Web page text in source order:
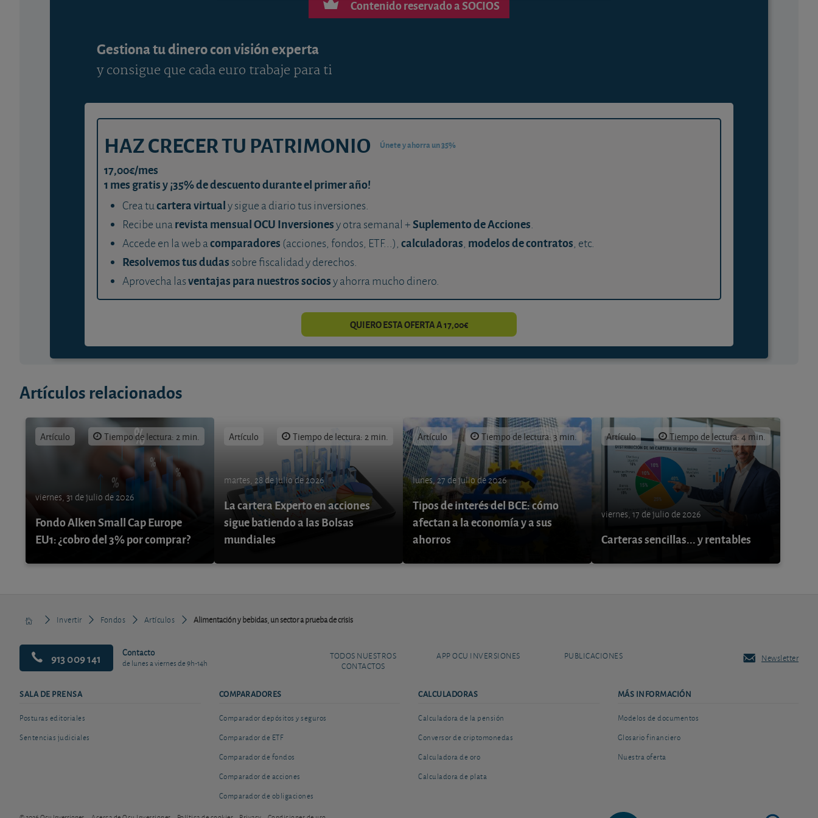
Contenido reservado a SOCIOS
Gestiona tu dinero con visión experta
y consigue que cada euro trabaje para ti
HAZ CRECER TU PATRIMONIO Únete y ahorra un 35%
17,00€/mes
1 mes gratis y ¡35% de descuento durante el primer año!
Crea tucartera virtualy sigue a diario tus inversiones.
Recibe unarevista mensual OCU Inversionesy otra semanal +Suplemento de Acciones.
Accede en la web acomparadores (acciones, fondos, ETF...), calculadoras, modelos de contratos, etc.
Resolvemos tus dudas sobre fiscalidad y derechos.
Aprovecha lasventajas para nuestros sociosy ahorra mucho dinero.
QUIERO ESTA OFERTA A 17,00€
Artículos relacionados
Artículo Tiempo de lectura: 2 min.
viernes, 31 de julio de 2026
Fondo Alken Small Cap Europe
EU1: ¿cobro del 3% por comprar?
Artículo Tiempo de lectura: 2 min.
martes, 28 de julio de 2026
La cartera Experto en acciones
sigue batiendo a las Bolsas
mundiales
Artículo Tiempo de lectura: 3 min.
lunes, 27 de julio de 2026
Tipos de interés del BCE: cómo
afectan a la economía y a sus
ahorros
Artículo Tiempo de lectura: 4 min.
viernes, 17 de julio de 2026
Carteras sencillas... y rentables
Invertir Fondos Artículos Alimentación y bebidas, un sector a prueba de crisis
913 009 141 Contacto
de lunes a viernes de 9h-14h
TODOS NUESTROS
CONTACTOS
APP OCU INVERSIONES PUBLICACIONES Newsletter
SALA DE PRENSA
Posturas editoriales
Sentencias judiciales
COMPARADORES
Comparador depósitos y seguros
Comparador de ETF
Comparador de fondos
Comparador de acciones
Comparador de obligaciones
CALCULADORAS
Calculadora de la pensión
Conversor de criptomonedas
Calculadora de oro
Calculadora de plata
MÁS INFORMACIÓN
Modelos de documentos
Glosario financiero
Nuestra oferta